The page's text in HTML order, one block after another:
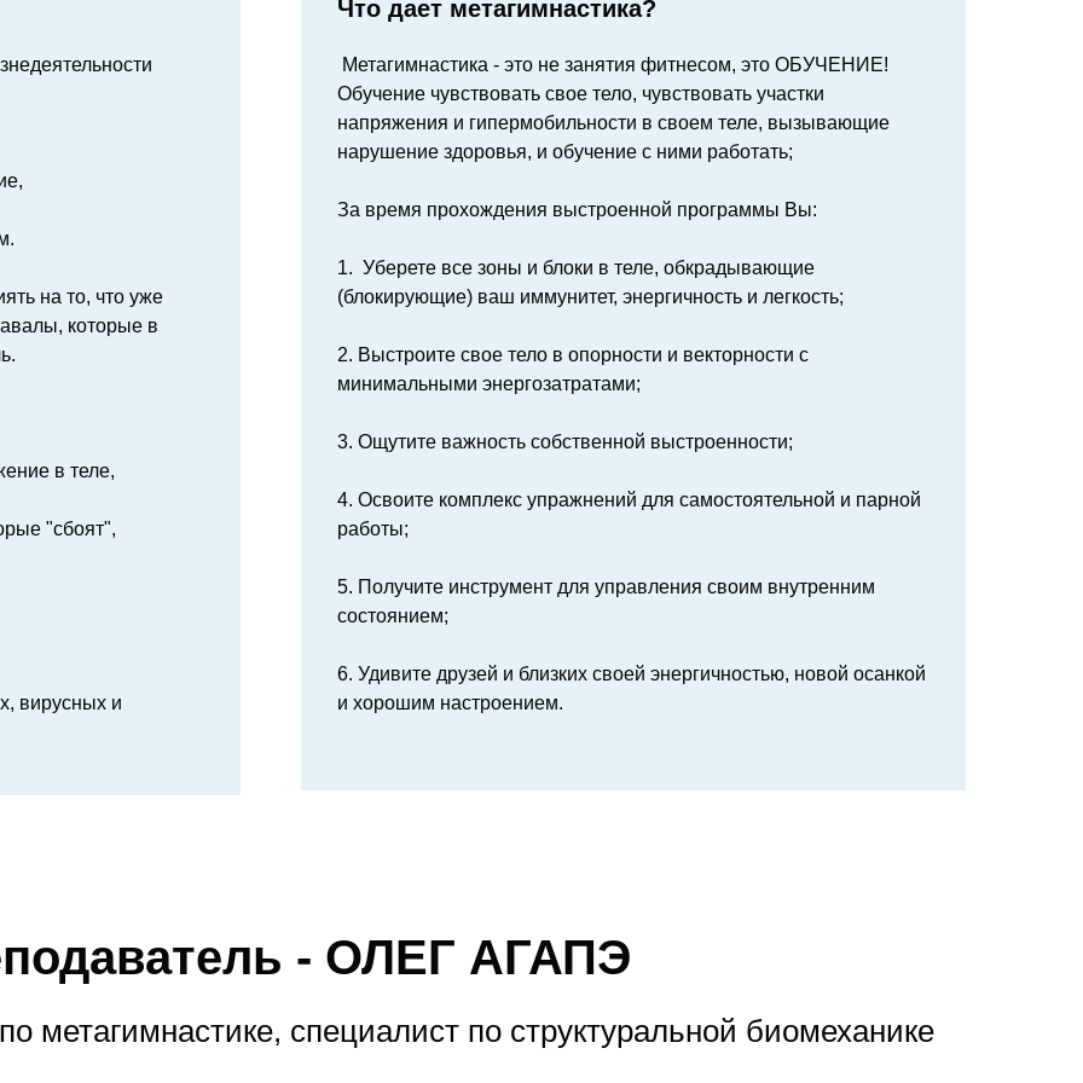
на то, что уже
которые в
в теле,
"сбоят",
вирусных и
Что дает метагимнастика?
Метагимнастика - это не занятия фитнесом, это ОБУЧЕНИЕ!
Обучение чувствовать свое тело, чувствовать участки
напряжения и гипермобильности в своем теле, вызывающие
нарушение здоровья, и обучение с ними работать;
За время прохождения выстроенной программы Вы:
1. Уберете все зоны и блоки в теле, обкрадывающие
(блокирующие) ваш иммунитет, энергичность и легкость;
2. Выстроите свое тело в опорности и векторности с
минимальными энергозатратами;
3. Ощутите важность собственной выстроенности;
4. Освоите комплекс упражнений для самостоятельной и парной
работы;
5. Получите инструмент для управления своим внутренним
состоянием;
6. Удивите друзей и близких своей энергичностью, новой осанкой
и хорошим настроением.
- ОЛЕГ АГАПЭ
метагимнастике, специалист по структуральной биомеханике